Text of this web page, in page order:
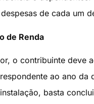
de cada um
de Renda
o contribuinte deve
ao ano
basta